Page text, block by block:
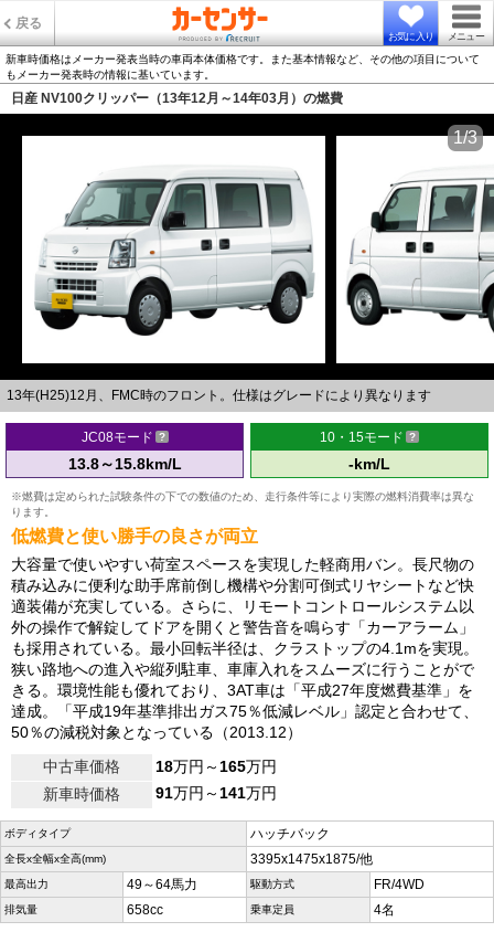
戻る
お気に入り メニュー
新車時価格はメーカー発表当時の車両本体価格です。また基本情報など、その他の項目について
もメーカー発表時の情報に基いています。
日産 NV100クリッパー（13年12月～14年03月）の燃費
13年(H25)12月、FMC時のフロント。仕様はグレードにより異なります
1/3
JC08モード
13.8～15.8km/L
10・15モード
-km/L
※燃費は定められた試験条件の下での数値のため、走行条件等により実際の燃料消費率は異な
ります。
低燃費と使い勝手の良さが両立
大容量で使いやすい荷室スペースを実現した軽商用バン。長尺物の
積み込みに便利な助手席前倒し機構や分割可倒式リヤシートなど快
適装備が充実している。さらに、リモートコントロールシステム以
外の操作で解錠してドアを開くと警告音を鳴らす「カーアラーム」
も採用されている。最小回転半径は、クラストップの4.1mを実現。
狭い路地への進入や縦列駐車、車庫入れをスムーズに行うことがで
きる。環境性能も優れており、3AT車は「平成27年度燃費基準」を
達成。「平成19年基準排出ガス75％低減レベル」認定と合わせて、
50％の減税対象となっている（2013.12）
中古車価格
18万円～165万円
新車時価格
91万円～141万円
ボディタイプ ハッチバック
全長x全幅x全高(mm) 3395x1475x1875/他
最高出力 49～64馬力 駆動方式 FR/4WD
排気量 658cc 乗車定員 4名